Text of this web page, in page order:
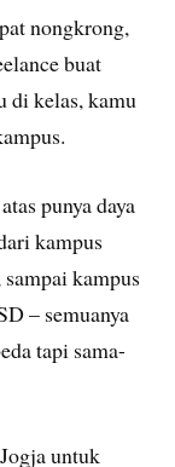
nongkrong,
buat
di kelas, kamu
punya daya
kampus
kampus
– semuanya
tapi sama-
untuk